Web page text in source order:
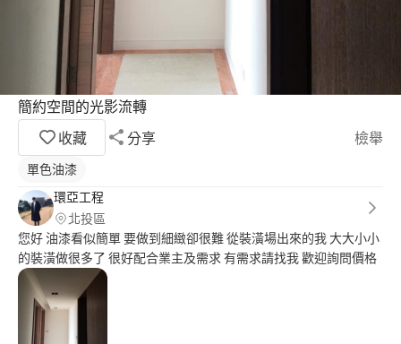
簡約空間的光影流轉
收藏
分享 檢舉
單色油漆
環亞工程
北投區
您好 油漆看似簡單 要做到細緻卻很難 從裝潢場出來的我 大大小小
的裝潢做很多了 很好配合業主及需求 有需求請找我 歡迎詢問價格